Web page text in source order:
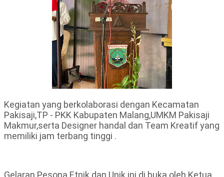
Kegiatan yang berkolaborasi dengan Kecamatan
Pakisaji,TP - PKK Kabupaten Malang,UMKM Pakisaji
Makmur,serta Designer handal dan Team Kreatif yang
memiliki jam terbang tinggi .
Gelaran Pesona Etnik dan Unik ini di buka oleh Ketua